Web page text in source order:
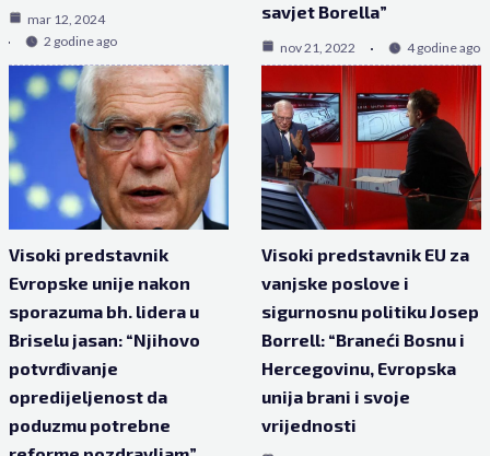
mar 12, 2024
2 godine ago
savjet Borella”
nov 21, 2022 4 godine ago
Visoki predstavnik
Evropske unije nakon
sporazuma bh. lidera u
Briselu jasan: “Njihovo
potvrđivanje
opredijeljenost da
poduzmu potrebne
Visoki predstavnik EU za
vanjske poslove i
sigurnosnu politiku Josep
Borrell: “Braneći Bosnu i
Hercegovinu, Evropska
unija brani i svoje
vrijednosti